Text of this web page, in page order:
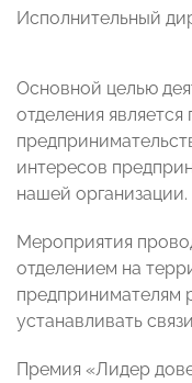
Исполнительный
Основной целью
отделения
интересов
нашей организации.
Мероприятия
отделением на
предпринимателям
устанавливать
Премия «Лидер